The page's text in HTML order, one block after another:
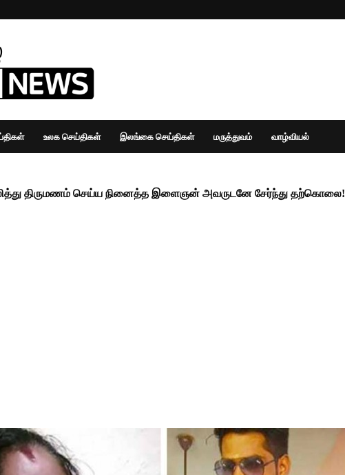
உலக செய்திகள் இலங்கை செய்திகள் மருத்துவம் வாழ்வியல்
திருமணம் செய்ய நினைத்த இளைஞன் அவருடனே சேர்ந்து தற்கொலை!